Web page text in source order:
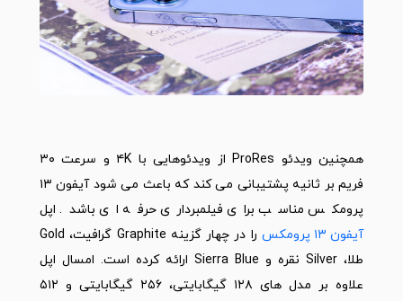
همچنین ویدئو ProRes از ویدئوهایی با ۴K و سرعت ۳۰
فریم بر ثانیه پشتیبانی می کند که باعث می شود آیفون ۱۳
پرومکس مناسب برای فیلمبرداری حرفه ای باشد. اپل
آیفون ۱۳ پرومکس
را در چهار گزینه Graphite گرافیت، Gold
طلا، Silver نقره و Sierra Blue ارائه کرده است. امسال اپل
علاوه بر مدل های ۱۲۸ گیگابایتی، ۲۵۶ گیگابایتی و ۵۱۲